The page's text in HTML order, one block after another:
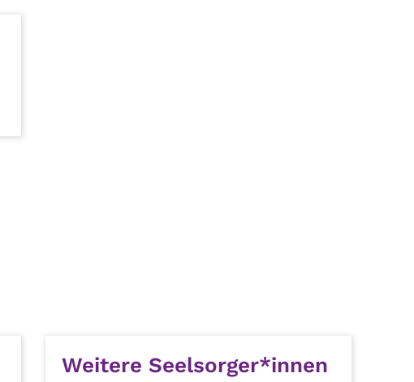
Weitere Seelsorger*innen